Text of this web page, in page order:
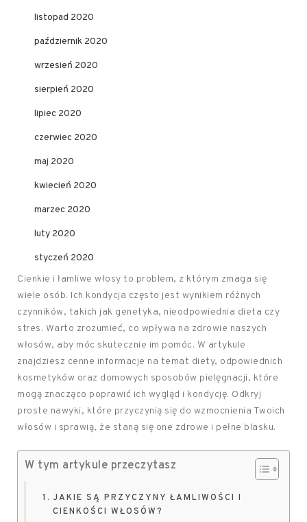
listopad 2020
październik 2020
wrzesień 2020
sierpień 2020
lipiec 2020
czerwiec 2020
maj 2020
kwiecień 2020
marzec 2020
luty 2020
styczeń 2020
Cienkie i łamliwe włosy to problem, z którym zmaga się
wiele osób. Ich kondycja często jest wynikiem różnych
czynników, takich jak genetyka, nieodpowiednia dieta czy
stres. Warto zrozumieć, co wpływa na zdrowie naszych
włosów, aby móc skutecznie im pomóc. W artykule
znajdziesz cenne informacje na temat diety, odpowiednich
kosmetyków oraz domowych sposobów pielęgnacji, które
mogą znacząco poprawić ich wygląd i kondycję. Odkryj
proste nawyki, które przyczynią się do wzmocnienia Twoich
włosów i sprawią, że staną się one zdrowe i pełne blasku.
W tym artykule przeczytasz
JAKIE SĄ PRZYCZYNY ŁAMLIWOŚCI I
CIENKOŚCI WŁOSÓW?